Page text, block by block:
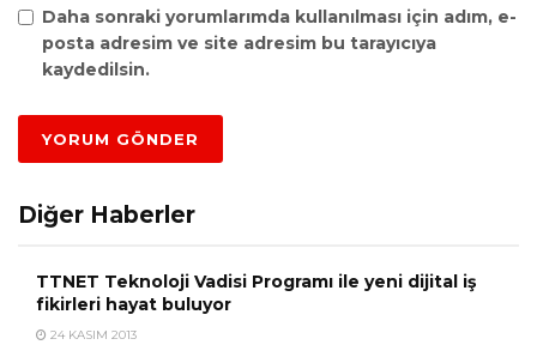
Daha sonraki yorumlarımda kullanılması için adım, e-
posta adresim ve site adresim bu tarayıcıya
kaydedilsin.
Diğer Haberler
TTNET Teknoloji Vadisi Programı ile yeni dijital iş
fikirleri hayat buluyor
24 KASIM 2013